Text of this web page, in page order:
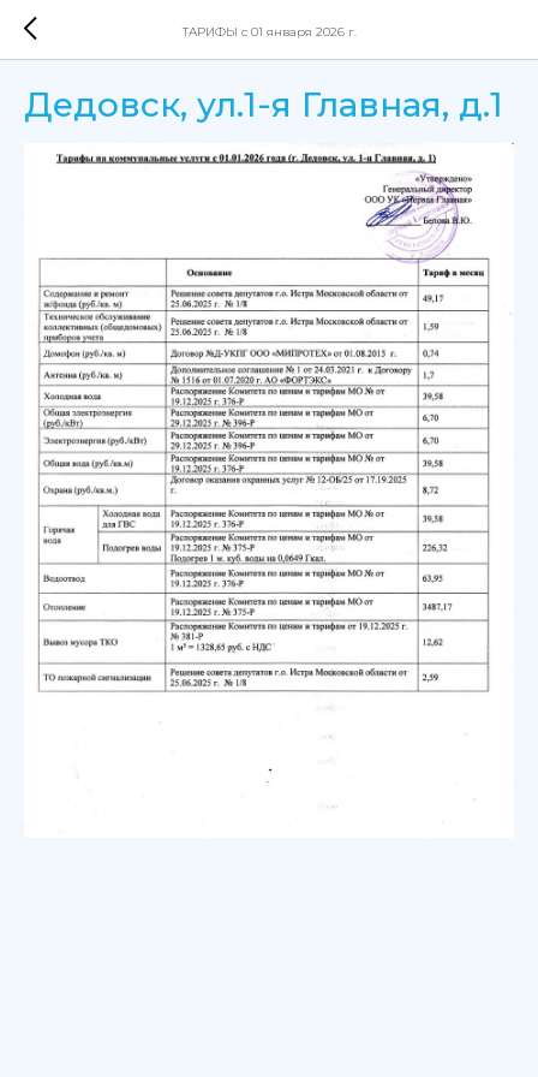
ТАРИФЫ с 01 января 2026 г.
Дедовск, ул.1-я Главная, д.1